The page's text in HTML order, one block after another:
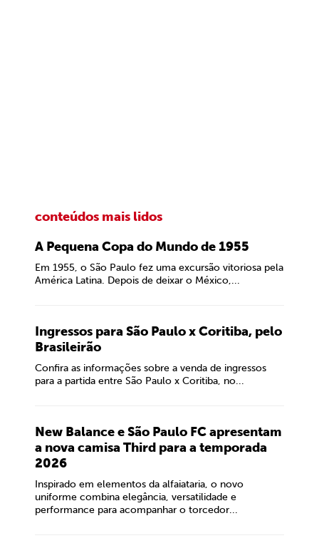
conteúdos mais lidos
A Pequena Copa do Mundo de 1955
Em 1955, o São Paulo fez uma excursão vitoriosa pela
América Latina. Depois de deixar o México,...
Ingressos para São Paulo x Coritiba, pelo
Brasileirão
Confira as informações sobre a venda de ingressos
para a partida entre São Paulo x Coritiba, no...
New Balance e São Paulo FC apresentam
a nova camisa Third para a temporada
2026
Inspirado em elementos da alfaiataria, o novo
uniforme combina elegância, versatilidade e
performance para acompanhar o torcedor...